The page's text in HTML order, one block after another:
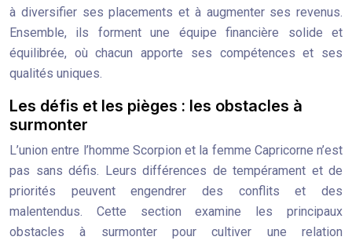
à diversifier ses placements et à augmenter ses revenus.
Ensemble, ils forment une équipe financière solide et
équilibrée, où chacun apporte ses compétences et ses
qualités uniques.
Les défis et les pièges : les obstacles à
surmonter
L’union entre l’homme Scorpion et la femme Capricorne n’est
pas sans défis. Leurs différences de tempérament et de
priorités peuvent engendrer des conflits et des
malentendus. Cette section examine les principaux
obstacles à surmonter pour cultiver une relation